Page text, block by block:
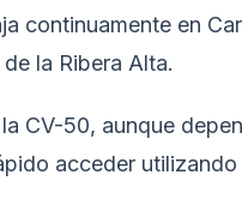
continuamente en
la Ribera Alta.
CV-50, aunque
acceder